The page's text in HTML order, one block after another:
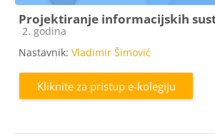
Projektiranje informacijskih
Kategorija e-kolegija
2. godina
Nastavnik: Vladimir Šimović
Kliknite za pristup e-kolegiju